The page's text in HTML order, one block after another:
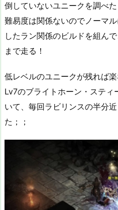
倒していないユニークを調べ
難易度は関係ないのでノーマ
したラン関係のビルドを組ん
まで走る！
低レベルのユニークが残れば
Lv7のブライトホーン・スティ
いて、毎回ラビリンスの半分
た；；